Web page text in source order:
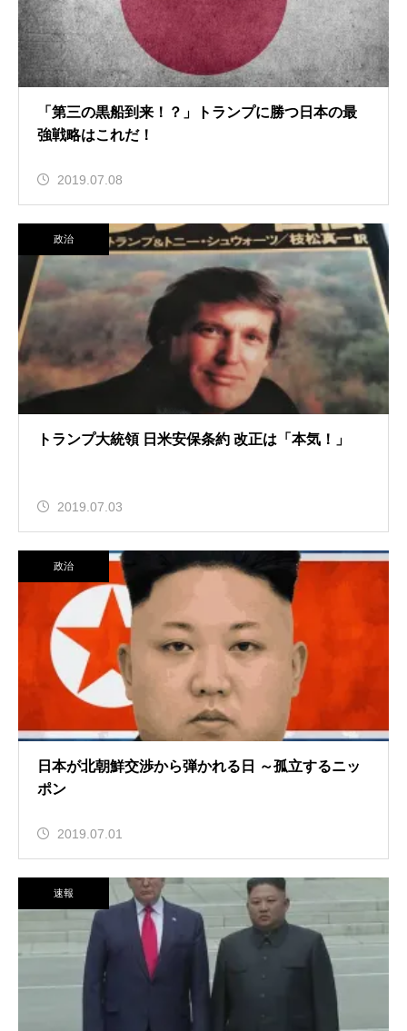
「第三の黒船到来！？」トランプに勝つ日本の最
強戦略はこれだ！
2019.07.08
政治
トランプ大統領 日米安保条約 改正は「本気！」
2019.07.03
政治
日本が北朝鮮交渉から弾かれる日 ～孤立するニッ
ポン
2019.07.01
速報